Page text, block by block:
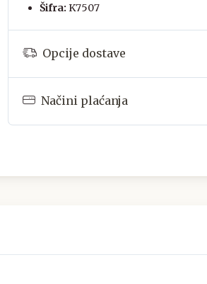
Šifra: K7507
Opcije dostave
Načini plaćanja